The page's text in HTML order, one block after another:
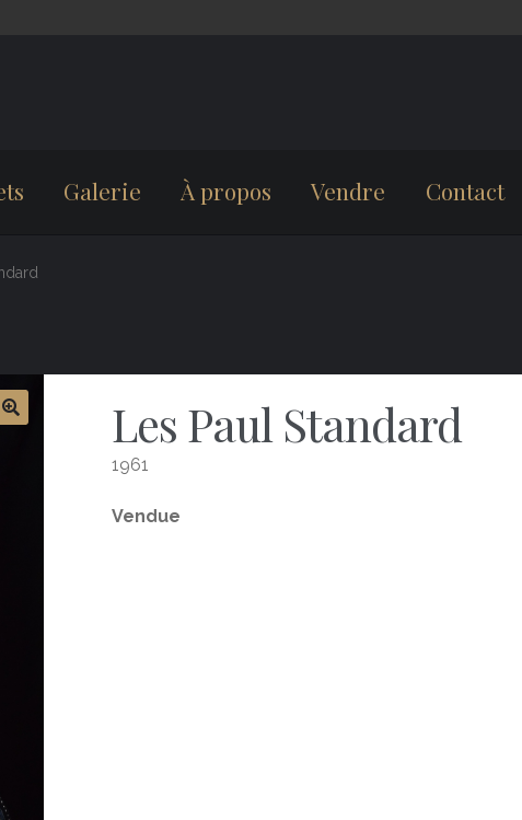
Galerie À propos Vendre Contact
Les Paul Standard
1961
Vendue